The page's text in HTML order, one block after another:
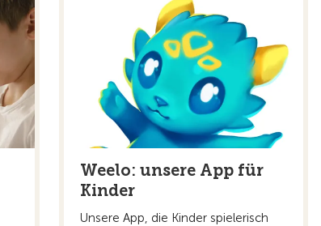
Weelo: unsere App für
Kinder
Unsere App, die Kinder spielerisch